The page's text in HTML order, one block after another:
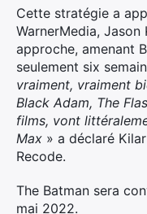
Cette stratégie a
WarnerMedia,
approche, amenant
seulement six
vraiment, vraiment
Black Adam, The
films, vont
Max » a déclaré
Recode.
The Batman sera
mai 2022.